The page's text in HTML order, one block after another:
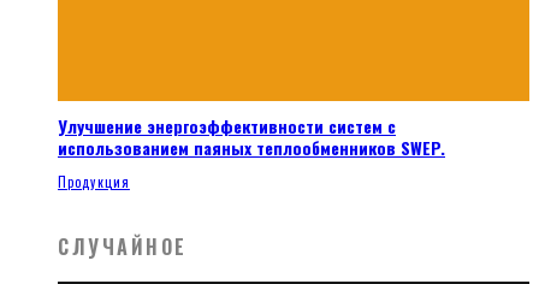
Улучшение энергоэффективности систем с
использованием паяных теплообменников SWEP.
Продукция
СЛУЧАЙНОЕ